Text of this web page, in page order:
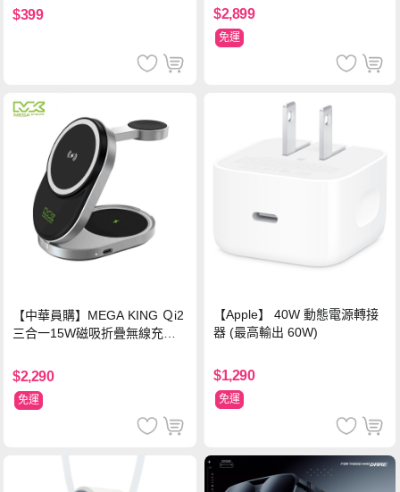
$399 $2,899
免運
【中華員購】MEGA KING Ｑi2
三合一15W磁吸折疊無線充電
$2,290
免運
【Apple】 40W 動態電源轉接
器 (最高輸出 60W)
$1,290
免運